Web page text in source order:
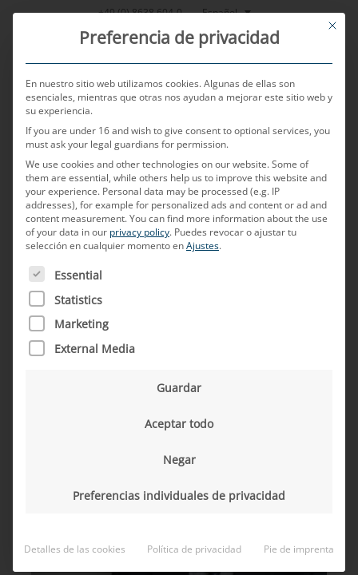
Saltar
+49 (0) 8638 604-0 Español
POSTED ON17 DE OCTUBRE DE 2024 BYTEDDY ISHIDA
La industria automovilística
en Japón y China: desarrollo,
diferencias y estrategias
This
Preferencia de privacidad
En nuestro sitio web utilizamos cookies. Algunas de ellas son
esenciales, mientras que otras nos ayudan a mejorar este sitio web y
su experiencia.
If you are under 16 and wish to give consent to optional services, you
must ask your legal guardians for permission.
We use cookies and other technologies on our website. Some of
them are essential, while others help us to improve this website and
your experience. Personal data may be processed (e.g. IP
addresses), for example for personalized ads and content or ad and
content measurement.You can find more information about the use
of your data in our privacy policy. Puedes revocar o ajustar tu
selección en cualquier momento enAjustes.
A CONTINUACIÓN FIGURA UNA LISTA DE LOS GRUPOS
Essential
Statistics
Marketing
External Media
Guardar
Aceptar todo
Negar
Preferencias individuales de privacidad
Detalles de las cookies Política de privacidad Pie de imprenta